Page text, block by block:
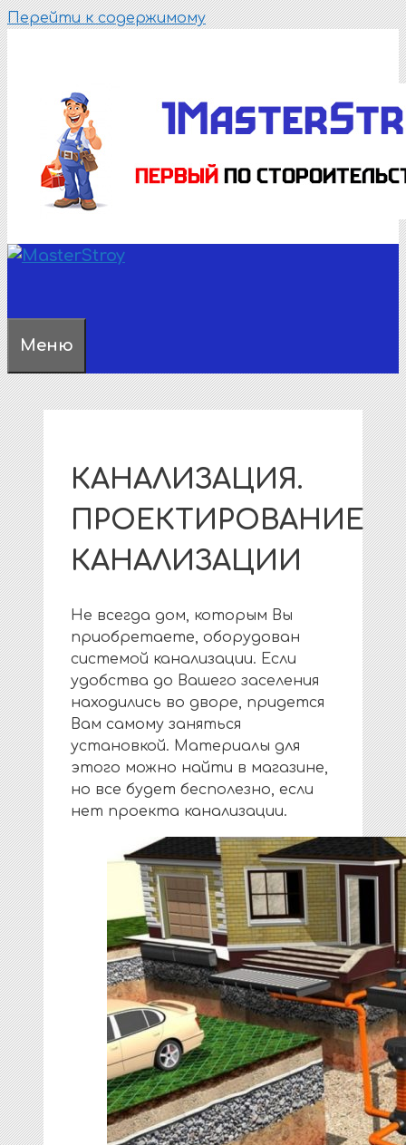
Перейти к содержимому
Меню
КАНАЛИЗАЦИЯ.
ПРОЕКТИРОВАНИЕ
КАНАЛИЗАЦИИ
Не всегда дом, которым Вы
приобретаете, оборудован
системой канализации. Если
удобства до Вашего заселения
находились во дворе, придется
Вам самому заняться
установкой. Материалы для
этого можно найти в магазине,
но все будет бесполезно, если
нет проекта канализации.